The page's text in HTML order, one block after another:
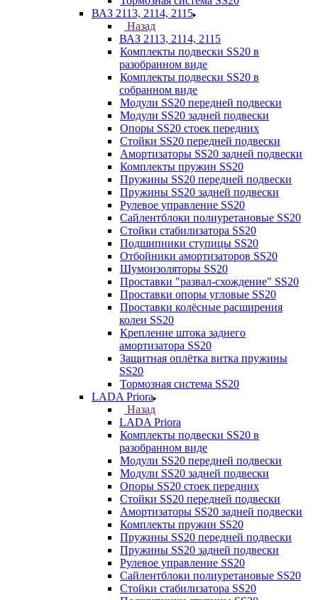
ВАЗ 2113, 2114, 2115
Назад
ВАЗ 2113, 2114, 2115
Комплекты подвески SS20 в
разобранном виде
Комплекты подвески SS20 в
собранном виде
Модули SS20 передней подвески
Модули SS20 задней подвески
Опоры SS20 стоек передних
Стойки SS20 передней подвески
Амортизаторы SS20 задней подвески
Комплекты пружин SS20
Пружины SS20 передней подвески
Пружины SS20 задней подвески
Рулевое управление SS20
Сайлентблоки полиуретановые SS20
Стойки стабилизатора SS20
Подшипники ступицы SS20
Отбойники амортизаторов SS20
Шумоизоляторы SS20
Проставки "развал-схождение" SS20
Проставки опоры угловые SS20
Проставки колёсные расширения
колеи SS20
Крепление штока заднего
амортизатора SS20
Защитная оплётка витка пружины
SS20
Тормозная система SS20
LADA Priora
Назад
LADA Priora
Комплекты подвески SS20 в
разобранном виде
Модули SS20 передней подвески
Модули SS20 задней подвески
Опоры SS20 стоек передних
Стойки SS20 передней подвески
Амортизаторы SS20 задней подвески
Комплекты пружин SS20
Пружины SS20 передней подвески
Пружины SS20 задней подвески
Рулевое управление SS20
Сайлентблоки полиуретановые SS20
Стойки стабилизатора SS20